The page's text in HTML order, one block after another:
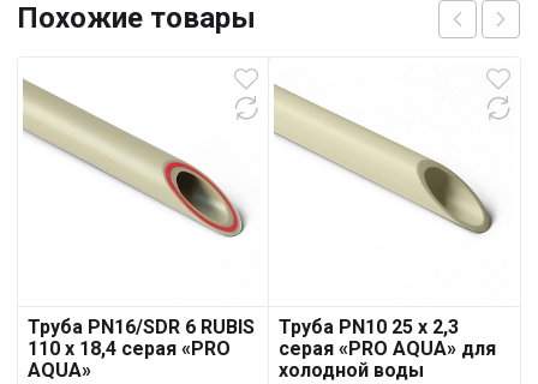
Похожие товары
Труба PN16/SDR 6 RUBIS
110 x 18,4 серая «PRO
AQUA»
Труба PN10 25 x 2,3
серая «PRO AQUA» для
холодной воды